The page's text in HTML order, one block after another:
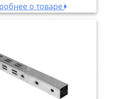
о товаре